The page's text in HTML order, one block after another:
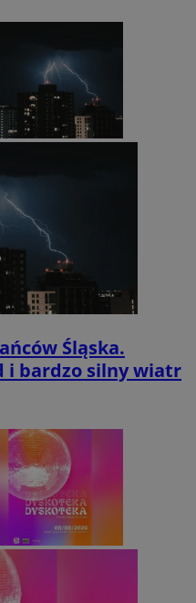
Śląska.
i bardzo silny wiatr